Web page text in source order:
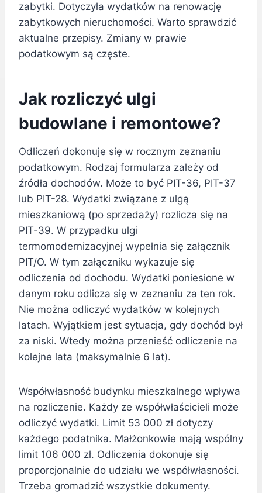
zabytki. Dotyczyła wydatków na renowację
zabytkowych nieruchomości. Warto sprawdzić
aktualne przepisy. Zmiany w prawie
podatkowym są częste.
Jak rozliczyć ulgi
budowlane i remontowe?
Odliczeń dokonuje się w rocznym zeznaniu
podatkowym. Rodzaj formularza zależy od
źródła dochodów. Może to być PIT-36, PIT-37
lub PIT-28. Wydatki związane z ulgą
mieszkaniową (po sprzedaży) rozlicza się na
PIT-39. W przypadku ulgi
termomodernizacyjnej wypełnia się załącznik
PIT/O. W tym załączniku wykazuje się
odliczenia od dochodu. Wydatki poniesione w
danym roku odlicza się w zeznaniu za ten rok.
Nie można odliczyć wydatków w kolejnych
latach. Wyjątkiem jest sytuacja, gdy dochód był
za niski. Wtedy można przenieść odliczenie na
kolejne lata (maksymalnie 6 lat).
Współwłasność budynku mieszkalnego wpływa
na rozliczenie. Każdy ze współwłaścicieli może
odliczyć wydatki. Limit 53 000 zł dotyczy
każdego podatnika. Małżonkowie mają wspólny
limit 106 000 zł. Odliczenia dokonuje się
proporcjonalnie do udziału we współwłasności.
Trzeba gromadzić wszystkie dokumenty.